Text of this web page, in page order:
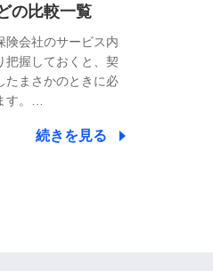
の比較一覧
険会社のサービス内
把握しておくと、契
たまさかのときに必
す。…
続きを見る